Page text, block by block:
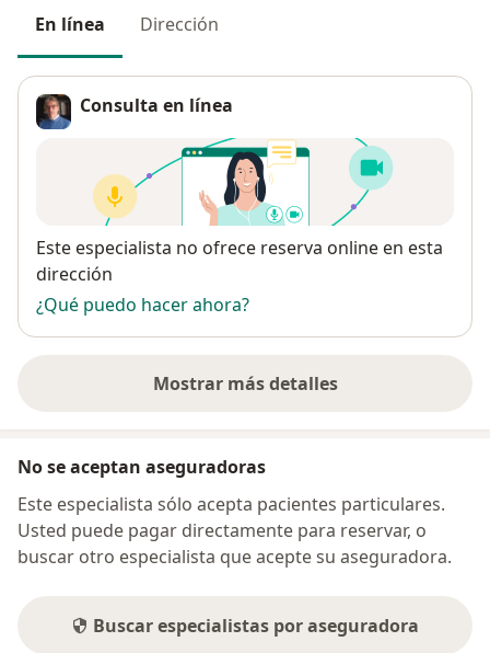
En línea Dirección
Consulta en línea
Disponibilidad
Este especialista no ofrece reserva online en esta
dirección
¿Qué puedo hacer ahora?
Mostrar más detalles
sobre la dirección
No se aceptan aseguradoras
Este especialista sólo acepta pacientes particulares.
Usted puede pagar directamente para reservar, o
buscar otro especialista que acepte su aseguradora.
Buscar especialistas por aseguradora